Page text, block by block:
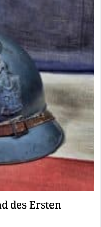
des Ersten